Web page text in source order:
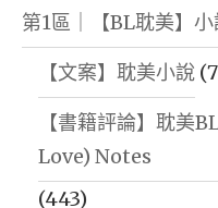
第1區｜【BL耽美】
【文案】耽美小說
【書籍評論】耽美
Love) Notes
(443)